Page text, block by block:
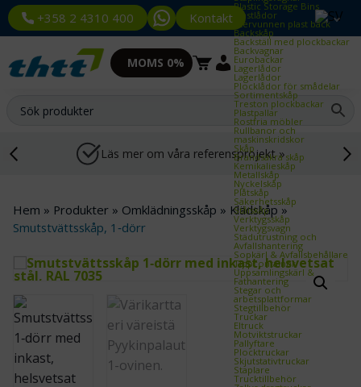
+358 2 4310 400 Kontakt
Plastic Storage Bins
Plastlådor
Återvunnen plast back
Backskåp
Backställ med plockbackar
Backvagnar
Eurobackar
Lagerlådor
Lagerlådor
Plocklådor för smådelar
Sortimentskåp
Treston plockbackar
Plastpallar
Rostfria möbler
Rullbanor och
maskinskridskor
Skåp
Brandsäkra skåp
Kemikalieskåp
Metallskåp
Nyckelskåp
Plåtskåp
Säkerhetsskåp
Stålskåp
Verktygsskåp
Verktygsvagn
Städutrustning och
Avfallshantering
Sopkärl & Avfallsbehållare
Tippcontainer
Uppsamlingskärl &
Fathantering
Stegar och
arbetsplattformar
Stegtillbehör
Truckar
Eltruck
Motviktstruckar
Pallyftare
Plocktruckar
Skjutstativtruckar
Staplare
Trucktillbehör
MOMS 0%
Läs mer om våra referensprojekt »
Hem » Produkter » Omklädningsskåp » Klädskåp»
Smutstvättsskåp, 1‑dörr